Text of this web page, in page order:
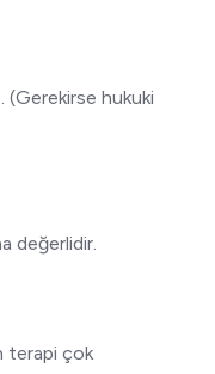
(Gerekirse hukuki
değerlidir.
terapi çok